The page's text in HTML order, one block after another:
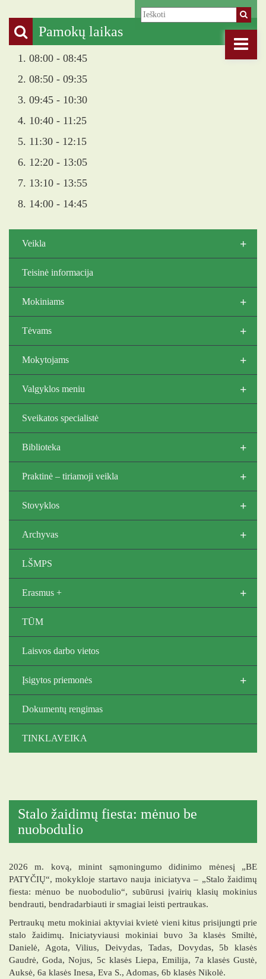
Pamokų laikas
1. 08:00 - 08:45
2. 08:50 - 09:35
3. 09:45 - 10:30
4. 10:40 - 11:25
5. 11:30 - 12:15
6. 12:20 - 13:05
7. 13:10 - 13:55
8. 14:00 - 14:45
+
Veikla
Teisinė informacija
+
Mokiniams
+
Tėvams
+
Mokytojams
+
Valgyklos meniu
Sveikatos specialistė
+
Biblioteka
+
Praktinė – tiriamoji veikla
+
Stovyklos
+
Archyvas
LŠMPS
+
Erasmus +
TŪM
Laisvos darbo vietos
+
Įsigytos priemonės
Dokumentų rengimas
TINKLAVEIKA
Stalo žaidimų fiesta: mėnuo be
nuobodulio
2026 m. kovą, minint sąmoningumo didinimo mėnesį „BE
PATYČIŲ“, mokykloje startavo nauja iniciatyva – „Stalo žaidimų
fiesta: mėnuo be nuobodulio“, subūrusi įvairių klasių mokinius
bendrauti, bendradarbiauti ir smagiai leisti pertraukas.
Pertraukų metu mokiniai aktyviai kvietė vieni kitus prisijungti prie
stalo žaidimų. Iniciatyviausi mokiniai buvo 3a klasės Smiltė,
Danielė, Agota, Vilius, Deivydas, Tadas, Dovydas, 5b klasės
Gaudrė, Goda, Nojus, 5c klasės Liepa, Emilija, 7a klasės Gustė,
Auksė, 6a klasės Inesa, Eva S., Adomas, 6b klasės Nikolė.